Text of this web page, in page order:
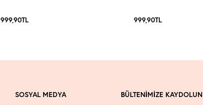
999,90TL 999,90TL
SOSYAL MEDYA BÜLTENİMİZE KAYDOLUN